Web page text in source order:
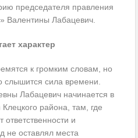
председателя правления
Лабацевич.
характер
к громким словам, но
слышится сила времени.
Лабацевич начинается в
района, там, где
ответственности и
не оставлял места